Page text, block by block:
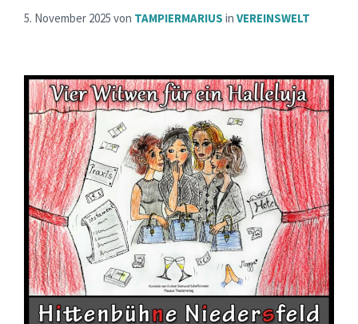
5. November 2025 von TAMPIERMARIUS in VEREINSWELT